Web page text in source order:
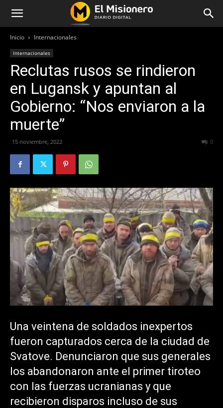
Inicio Internacionales
Internacionales
Reclutas rusos se rindieron
en Lugansk y apuntan al
Gobierno: “Nos enviaron a la
muerte”
15 noviembre, 2022 0
Una veintena de soldados inexpertos
fueron capturados cerca de la ciudad de
Svatove. Denunciaron que sus generales
los abandonaron ante el primer tiroteo
con las fuerzas ucranianas y que
recibieron disparos incluso de sus